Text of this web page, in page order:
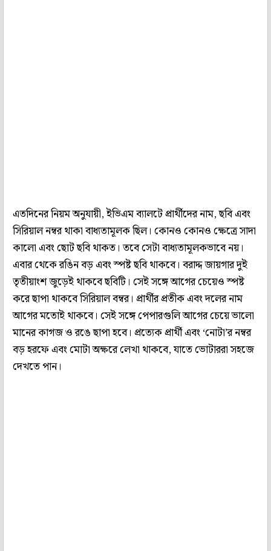
এতদিনের নিয়ম অনুযায়ী, ইভিএম ব্যালটে প্রার্থীদের নাম, ছবি এবং
সিরিয়াল নম্বর থাকা বাধ্যতামূলক ছিল। কোনও কোনও ক্ষেত্রে সাদা
কালো এবং ছোট ছবি থাকত। তবে সেটা বাধ্যতামূলকভাবে নয়।
এবার থেকে রঙিন বড় এবং স্পষ্ট ছবি থাকবে। বরাদ্দ জায়গার দুই
তৃতীয়াংশ জুড়েই থাকবে ছবিটি। সেই সঙ্গে আগের চেয়েও স্পষ্ট
করে ছাপা থাকবে সিরিয়াল বম্বর। প্রার্থীর প্রতীক এবং দলের নাম
আগের মতোই থাকবে। সেই সঙ্গে পেপারগুলি আগের চেয়ে ভালো
মানের কাগজ ও রঙে ছাপা হবে। প্রত্যেক প্রার্থী এবং ‘নোটা’র নম্বর
বড় হরফে এবং মোটা অক্ষরে লেখা থাকবে, যাতে ভোটাররা সহজে
দেখতে পান।